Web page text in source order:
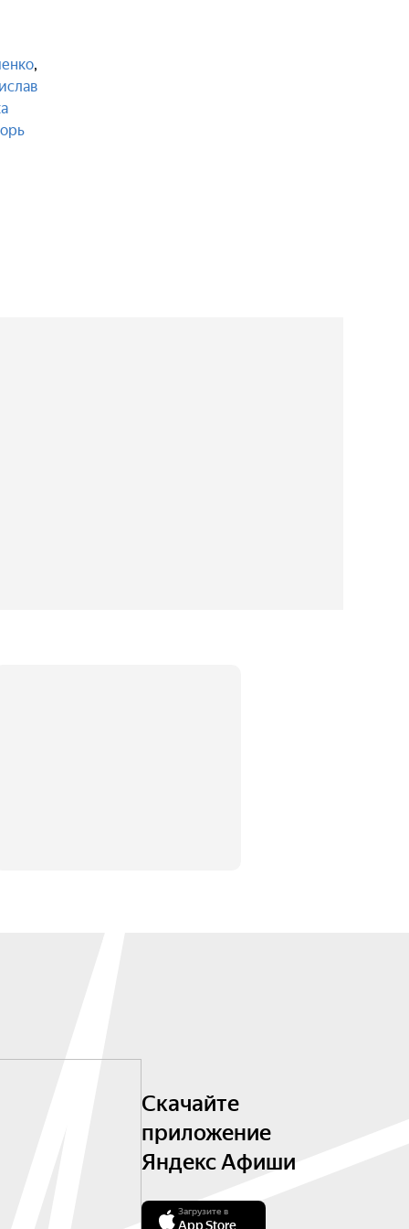
,
Скачайте
приложение
Яндекс Афиши
Загрузите в
App Store